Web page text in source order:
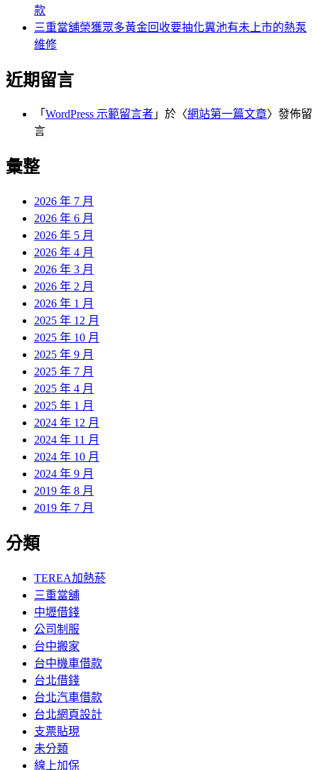
款
三重當舖榮獲眾多黃金回收要抽化糞池有未上市的熱泵
維修
近期留言
「 WordPress 示範留言者 」於〈網站第一篇文章〉發佈留
言
彙整
2026 年 7 月
2026 年 6 月
2026 年 5 月
2026 年 4 月
2026 年 3 月
2026 年 2 月
2026 年 1 月
2025 年 12 月
2025 年 10 月
2025 年 9 月
2025 年 7 月
2025 年 4 月
2025 年 1 月
2024 年 12 月
2024 年 11 月
2024 年 10 月
2024 年 9 月
2019 年 8 月
2019 年 7 月
分類
TEREA加熱菸
三重當舖
中壢借錢
公司制服
台中搬家
台中機車借款
台北借錢
台北汽車借款
台北網頁設計
支票貼現
未分類
線上加保